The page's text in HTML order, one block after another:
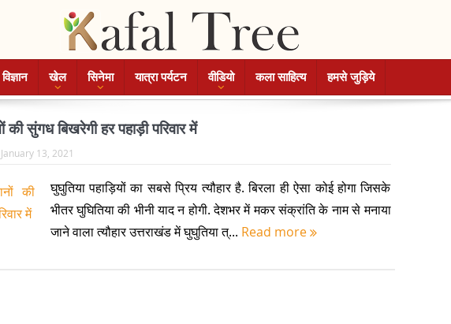
खेल सिनेमा यात्रा पर्यटन वीडियो कला साहित्य हमसे जुड़िये
सुंगध बिखरेगी हर पहाड़ी परिवार में
January 13, 2021
घुघुतिया पहाड़ियों का सबसे प्रिय त्यौहार है. बिरला ही ऐसा कोई होगा जिसके
भीतर घुघितिया की भीनी याद न होगी. देशभर में मकर संक्रांति के नाम से मनाया
जाने वाला त्यौहार उत्तराखंड में घुघुतिया त्... Read more